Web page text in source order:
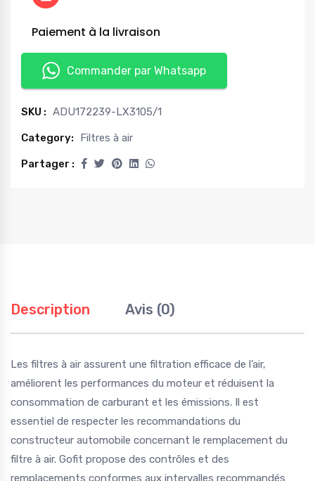
Paiement à la livraison
Commander par Whatsapp
SKU : ADU172239-LX3105/1
Category: Filtres à air
Partager :
Description Avis (0)
Les filtres à air assurent une filtration efficace de l’air,
améliorent les performances du moteur et réduisent la
consommation de carburant et les émissions. Il est
essentiel de respecter les recommandations du
constructeur automobile concernant le remplacement du
filtre à air. Gofit propose des contrôles et des
remplacements conformes aux intervalles recommandés